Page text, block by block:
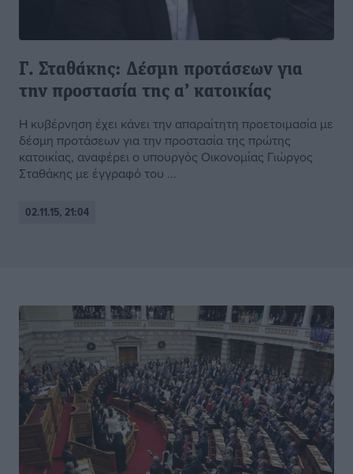
Γ. Σταθάκης: Δέσμη προτάσεων για
την προστασία της α’ κατοικίας
Η κυβέρνηση έχει κάνει την απαραίτητη προετοιμασία με
δέσμη προτάσεων για την προστασία της πρώτης
κατοικίας, αναφέρει ο υπουργός Οικονομίας Γιώργος
Σταθάκης με έγγραφό του ...
02.11.15, 21:04